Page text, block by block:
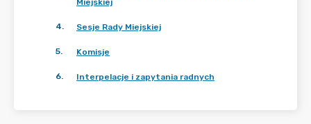
Miejskiej
4. Sesje Rady Miejskiej
5. Komisje
6. Interpelacje i zapytania radnych